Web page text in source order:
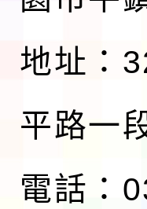
地址：
平路一
電話：